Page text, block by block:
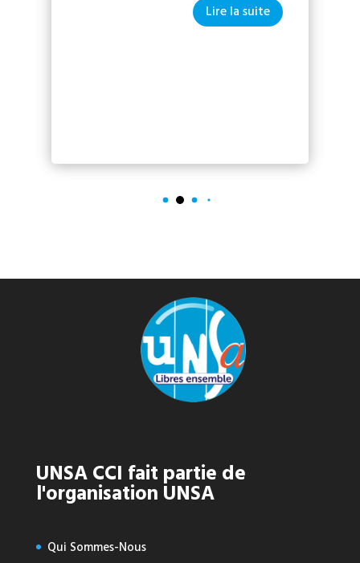
Lire la suite
UNSA CCI fait partie de
l'organisation UNSA
Qui Sommes-Nous